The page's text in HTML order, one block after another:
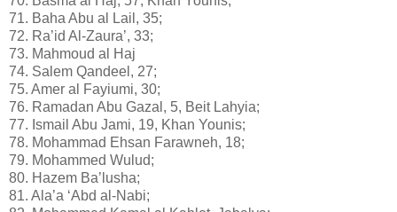
71. Baha Abu al Lail, 35;
72. Ra’id Al-Zaura’, 33;
73. Mahmoud al Haj
74. Salem Qandeel, 27;
75. Amer al Fayiumi, 30;
76. Ramadan Abu Gazal, 5, Beit Lahyia;
77. Ismail Abu Jami, 19, Khan Younis;
78. Mohammad Ehsan Farawneh, 18;
79. Mohammed Wulud;
80. Hazem Ba’lusha;
81. Ala’a ‘Abd al-Nabi;